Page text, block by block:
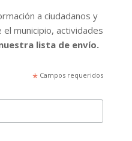
a ciudadanos y
municipio, actividades
lista de envío.
* Campos requeridos